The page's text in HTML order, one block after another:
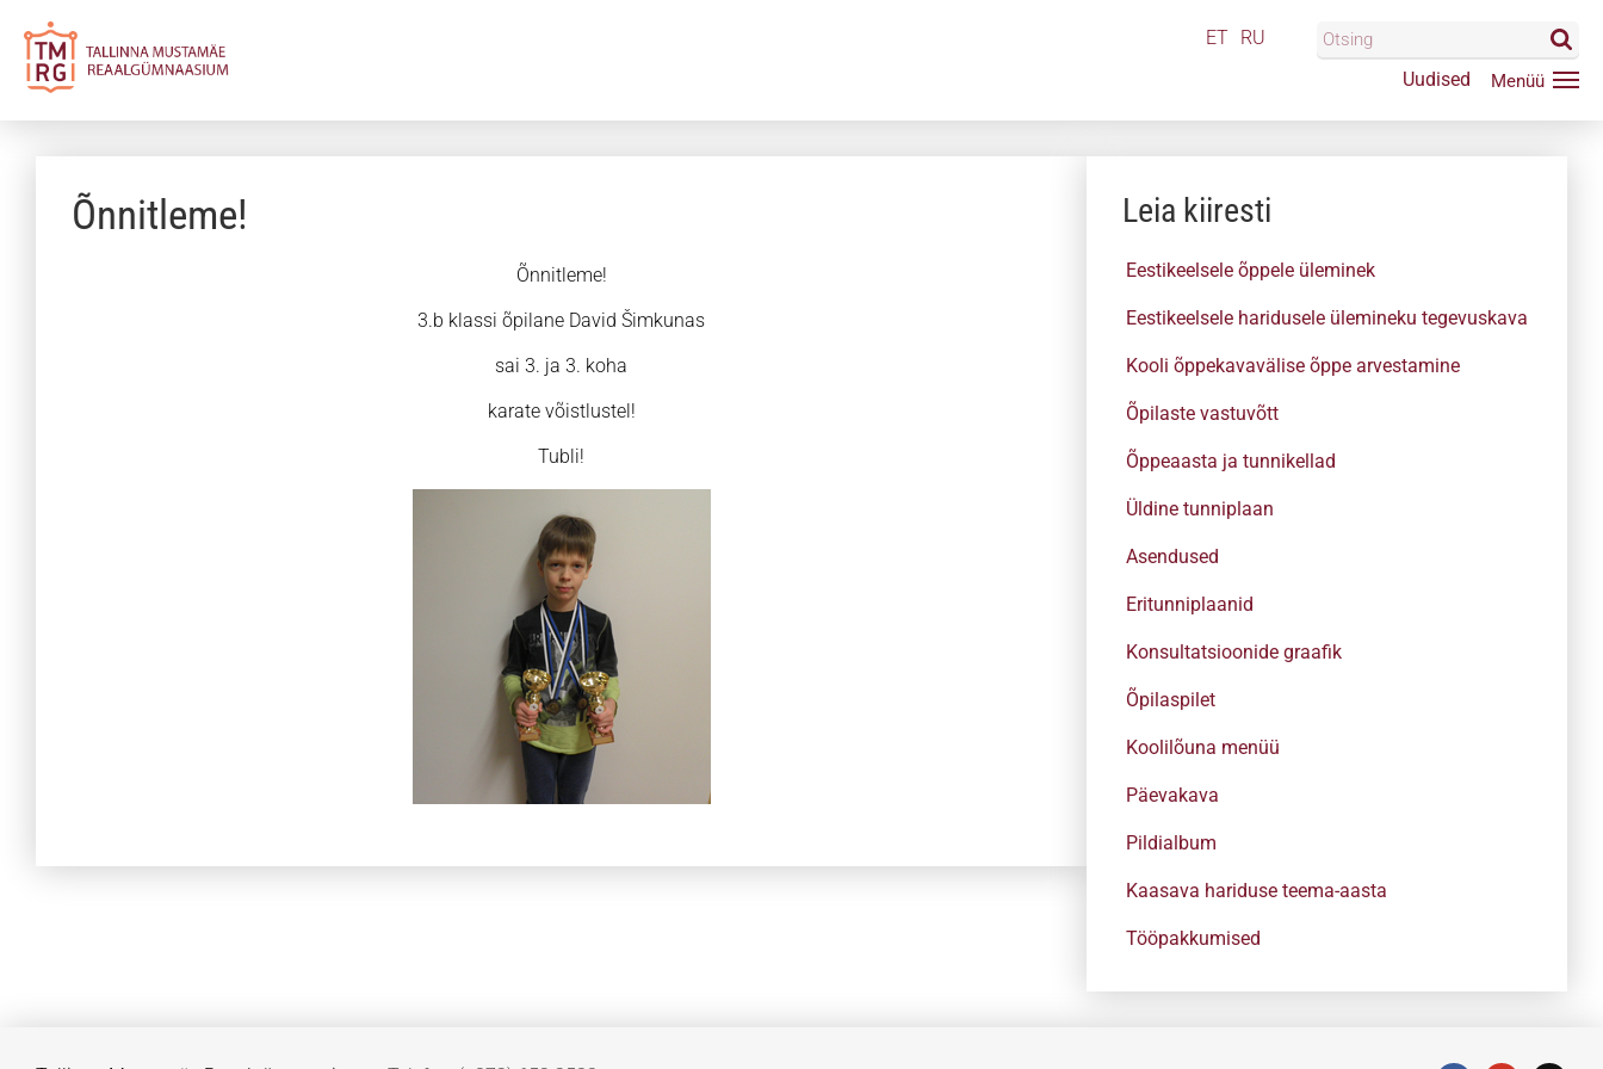
ET RU
Uudised
Õnnitleme!
Õnnitleme!
3.b klassi õpilane David Šimkunas
sai 3. ja 3. koha
karate võistlustel!
Tubli!
Leia kiiresti
Eestikeelsele õppele üleminek
Eestikeelsele haridusele ülemineku tegevuskava
Kooli õppekavavälise õppe arvestamine
Õpilaste vastuvõtt
Õppeaasta ja tunnikellad
Üldine tunniplaan
Asendused
Eritunniplaanid
Konsultatsioonide graafik
Õpilaspilet
Koolilõuna menüü
Päevakava
Pildialbum
Kaasava hariduse teema-aasta
Tööpakkumised